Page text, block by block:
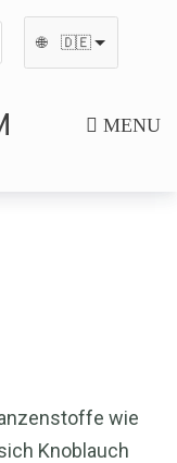
MENU
🌐 🇩🇪
wie
Knoblauch